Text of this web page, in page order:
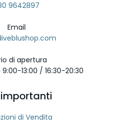
9642897
Email
di apertura
13:00 / 16:30-20:30
importanti
di Vendita